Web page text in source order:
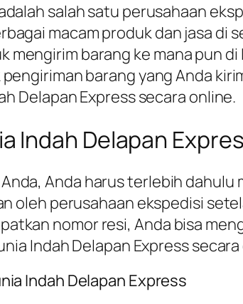
salah satu perusahaan
macam produk dan jasa di
mengirim barang ke mana pun
barang yang Anda
Delapan Express secara online.
Indah Delapan
Anda harus terlebih
oleh perusahaan ekspedisi
nomor resi, Anda bisa
Indah Delapan Express
Indah Delapan Express